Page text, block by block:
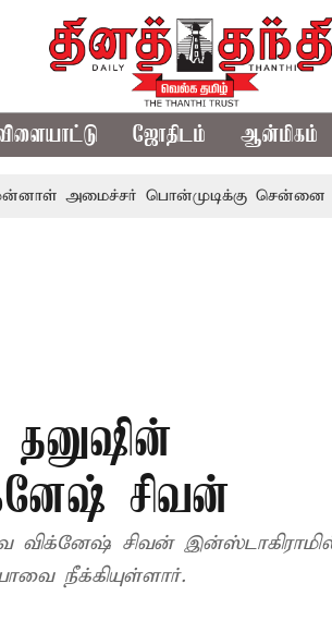
ஜோதிடம் ஆன்மிகம்
பொன்முடிக்கு சென்னை நீதிமன்றம்
தனுஷின்
சிவன்
விக்னேஷ் சிவன்
நீக்கியுள்ளார்.